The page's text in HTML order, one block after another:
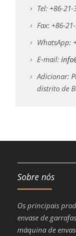
Tel: +86-
Fax: +86-
WhatsApp:
E-mail:
Adicionar:
distrito de
Sobre nós
Os principais
envase de
máquina de